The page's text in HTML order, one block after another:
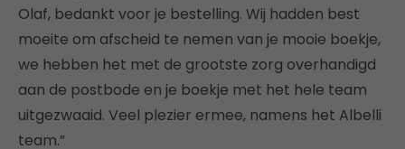
Olaf, bedankt voor je bestelling. Wij hadden best
moeite om afscheid te nemen van je mooie boekje,
we hebben het met de grootste zorg overhandigd
aan de postbode en je boekje met het hele team
uitgezwaaid. Veel plezier ermee, namens het Albelli
team.”